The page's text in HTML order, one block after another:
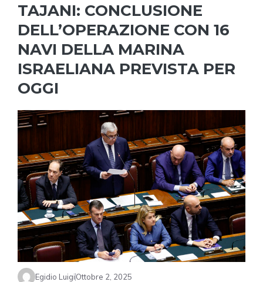
TAJANI: CONCLUSIONE
DELL’OPERAZIONE CON 16
NAVI DELLA MARINA
ISRAELIANA PREVISTA PER
OGGI
Egidio LuigiOttobre 2, 2025